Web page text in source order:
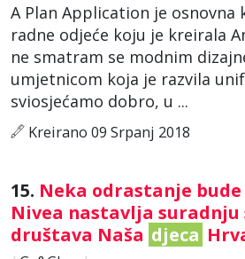
A Plan Application je osnovna
radne odjeće koju je kreirala
ne smatram se modnim
umjetnicom koja je razvila
sviosjećamo dobro, u ...
Kreirano 09 Srpanj 2018
15. Neka odrastanje
Nivea nastavlja suradnju
društava Naša djeca